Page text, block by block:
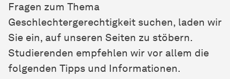
Fragen zum Thema
Geschlechtergerechtigkeit suchen, laden wir
Sie ein, auf unseren Seiten zu stöbern.
Studierenden empfehlen wir vor allem die
folgenden Tipps und Informationen.